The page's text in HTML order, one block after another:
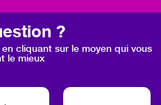
?
cliquant sur le moyen qui vous
le mieux